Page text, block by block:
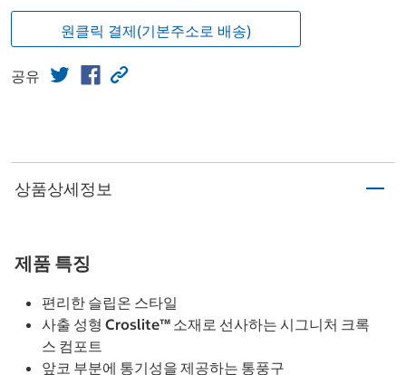
원클릭 결제(기본주소로 배송)
공유
상품상세정보
제품 특징
편리한 슬립온 스타일
사출 성형 Croslite™ 소재로 선사하는 시그니처 크록
스 컴포트
앞코 부분에 통기성을 제공하는 통풍구